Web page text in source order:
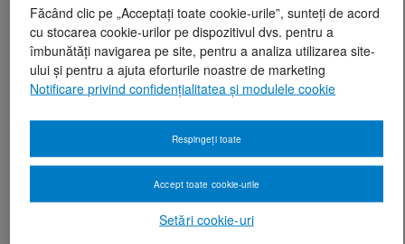
Făcând clic pe „Acceptați toate cookie-urile”, sunteți de acord
cu stocarea cookie-urilor pe dispozitivul dvs. pentru a
îmbunătăți navigarea pe site, pentru a analiza utilizarea site-
ului și pentru a ajuta eforturile noastre de marketing
Notificare privind confidențialitatea și modulele cookie
Setări cookie-uri
Respingeți toate
Accept toate cookie-urile